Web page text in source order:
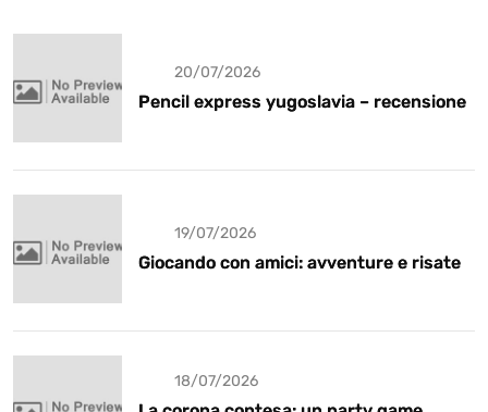
20/07/2026
Pencil express yugoslavia – recensione
19/07/2026
Giocando con amici: avventure e risate
18/07/2026